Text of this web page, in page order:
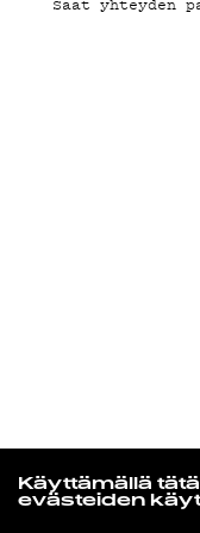
Käyttämällä
evästeiden
Interpol
NYC
Saat yhteyden